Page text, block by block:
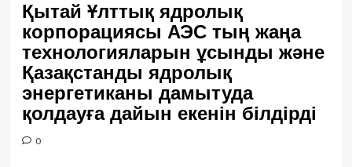
Қытай Ұлттық ядролық
корпорациясы АЭС тың жаңа
технологияларын ұсынды және
Қазақстанды ядролық
энергетиканы дамытуда
қолдауға дайын екенін білдірді
0